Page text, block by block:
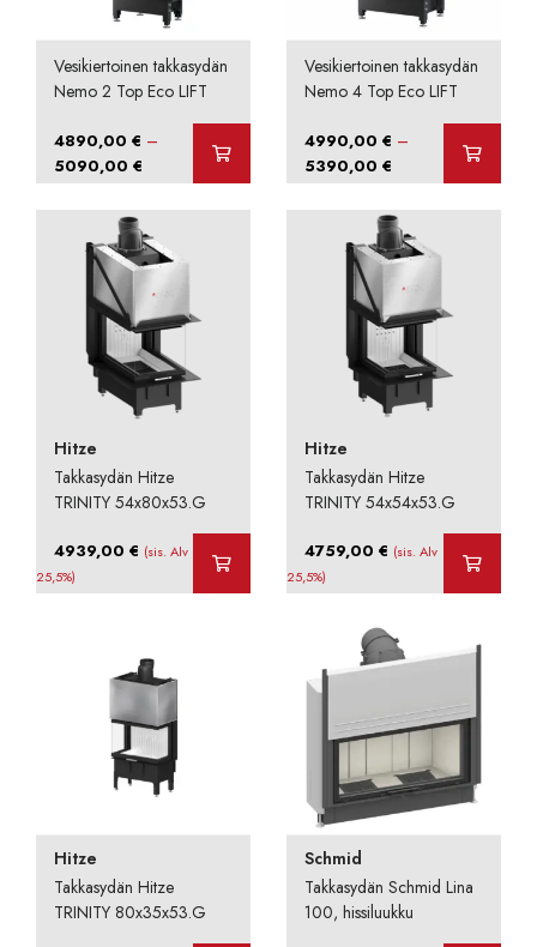
Vesikiertoinen takkasydän
Nemo 2 Top Eco LIFT
4890,00€ –
5090,00€ Hintaluokka:
4890,00 €
-
5090,00 €
Vesikiertoinen takkasydän
Nemo 4 Top Eco LIFT
4990,00€ –
5390,00€ Hintaluokka:
4990,00 €
-
5390,00 €
Hitze
Takkasydän Hitze
TRINITY 54x80x53.G
4939,00€ (sis. Alv
25,5%)
Hitze
Takkasydän Hitze
TRINITY 54x54x53.G
4759,00€ (sis. Alv
25,5%)
Hitze
Takkasydän Hitze
TRINITY 80x35x53.G
Schmid
Takkasydän Schmid Lina
100, hissiluukku